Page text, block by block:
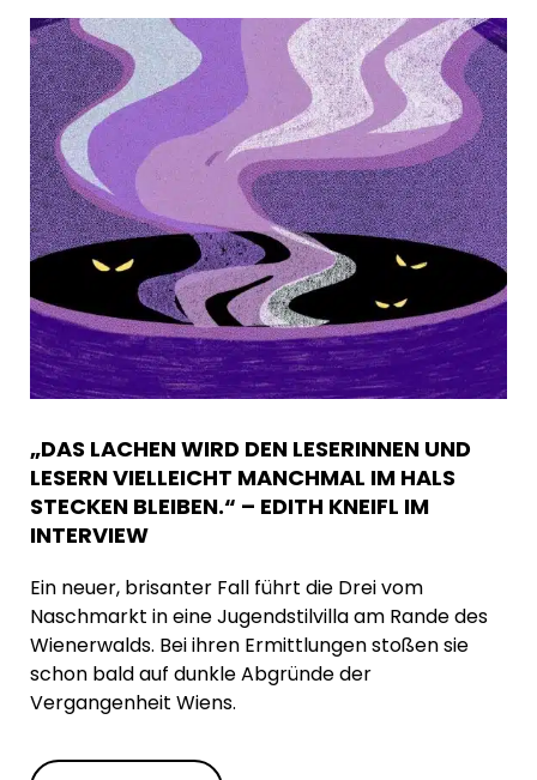
„DAS LACHEN WIRD DEN LESERINNEN UND
LESERN VIELLEICHT MANCHMAL IM HALS
STECKEN BLEIBEN.“ – EDITH KNEIFL IM
INTERVIEW
Ein neuer, brisanter Fall führt die Drei vom
Naschmarkt in eine Jugendstilvilla am Rande des
Wienerwalds. Bei ihren Ermittlungen stoßen sie
schon bald auf dunkle Abgründe der
Vergangenheit Wiens.